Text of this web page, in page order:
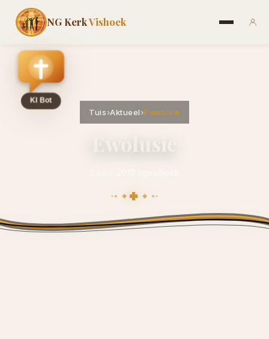
NG KerkVishoek
Tuis›Aktueel›Ewolusie